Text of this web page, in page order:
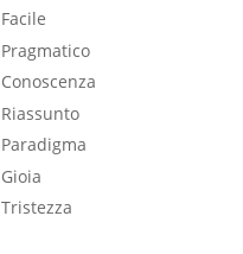
Facile
Pragmatico
Conoscenza
Riassunto
Paradigma
Gioia
Tristezza